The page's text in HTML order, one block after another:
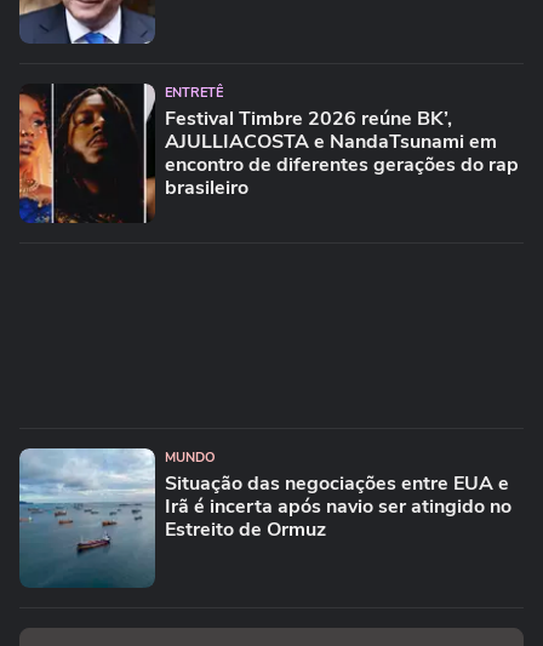
ENTRETÊ
Festival Timbre 2026 reúne BK’,
AJULLIACOSTA e NandaTsunami em
encontro de diferentes gerações do rap
brasileiro
MUNDO
Situação das negociações entre EUA e
Irã é incerta após navio ser atingido no
Estreito de Ormuz